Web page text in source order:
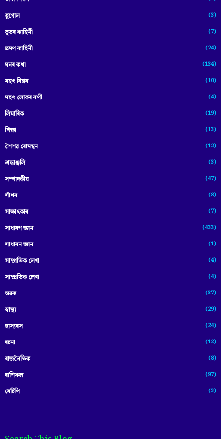
ভূগোল (3)
ভূতৰ কাহিনী (7)
ভ্ৰমণ কাহিনী (24)
মনৰ কথা (134)
মহৎ বিচাৰ (10)
মহৎ লোকৰ বাণী (4)
লিমাৰিক (19)
শিক্ষা (13)
শৈশৱ ৰোমন্থন (12)
শ্ৰদ্ধাঞ্জলি (3)
সম্পাদকীয় (47)
সাঁথৰ (8)
সাক্ষাৎকাৰ (7)
সাধাৰণ জ্ঞান (433)
সাধাৰন জ্ঞান (1)
সাম্প্রতিক লেখা (4)
সাম্প্ৰতিক লেখা (4)
স্তৱক (37)
স্বাস্থ্য (29)
হাস্যৰস (24)
ৰচনা (12)
ৰাজনৈতিক (8)
ৰাশিফল (97)
ৰেচিপি (3)